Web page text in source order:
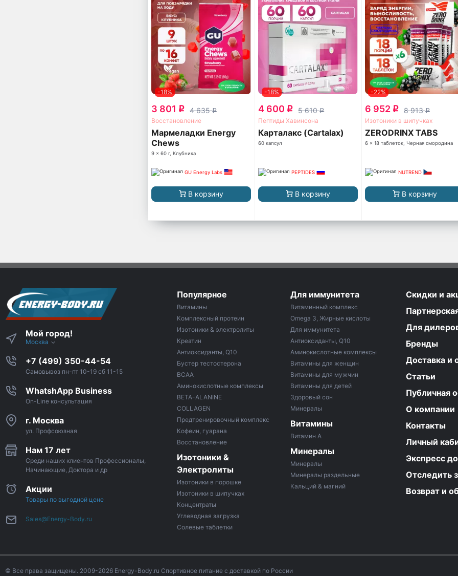
-18%
3 801 q 4 635q
Восстановление
Мармеладки Energy
Chews
9 x 60 г, Клубника
GU Energy Labs
В корзину
-18%
4 600 q 5 610q
Пептиды Хавинсона
Карталакс (Cartalax)
60 капсул
PEPTIDES
В корзину
-22%
6 952 q 8 913q
Изотоники в шипучках
ZERODRINX TABS
6 x 18 таблеток, Черная смородина
NUTREND
В корзину
Мой город!
Москва
+7 (499) 350-44-54
Самовывоз пн-пт 10-19 сб 11-15
WhatshApp Business
On-Line консультация
г. Москва
ул. Профсоюзная
Нам 17 лет
Среди наших клиентов Профессионалы,
Начинающие, Доктора и др
Акции
Товары по выгодной цене
Sales@Energy-Body.ru
Популярное
Витамины
Комплексный протеин
Изотоники & электролиты
Креатин
Антиоксиданты, Q10
Бустер тестостерона
ВСАА
Аминокислотные комплексы
BETA-ALANINE
COLLAGEN
Предтренировочный комплекс
Кофеин, гуарана
Восстановление
Изотоники &
Электролиты
Изотоники в порошке
Изотоники в шипучках
Концентраты
Углеводная загрузка
Солевые таблетки
Для иммунитета
Витаминный комплекс
Omega 3, Жирные кислоты
Для иммунитета
Антиоксиданты, Q10
Аминокислотные комплексы
Витамины для женщин
Витамины для мужчин
Витамины для детей
Здоровый сон
Минералы
Витамины
Витамин A
Минералы
Минералы
Минералы раздельные
Кальций & магний
Скидки и
Для
Бренды
Доставка и
Статьи
Публичная
О компании
Контакты
Личный
Экспресс
Отследить
Возврат и
© Все права защищены. 2009-2026 Energy-Body.ru Спортивное питание с доставкой по России